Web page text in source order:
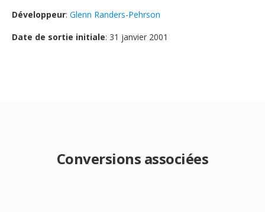
Développeur: Glenn Randers-Pehrson
Date de sortie initiale: 31 janvier 2001
Conversions associées